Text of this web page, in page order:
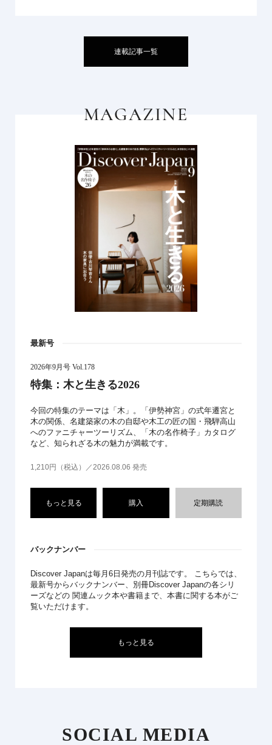
連載記事一覧
MAGAZINE
最新号
2026年9月号 Vol.178
特集：木と生きる2026
今回の特集のテーマは「木」。「伊勢神宮」の式年遷宮と
木の関係、名建築家の木の自邸や木工の匠の国・飛騨高山
へのファニチャーツーリズム、「木の名作椅子」カタログ
など、知られざる木の魅力が満載です。
1,210円（税込）／2026.08.06 発売
もっと見る 購入 定期購読
バックナンバー
Discover Japanは毎月6日発売の月刊誌です。 こちらでは、
最新号からバックナンバー、別冊Discover Japanの各シリ
ーズなどの 関連ムック本や書籍まで、本書に関する本がご
覧いただけます。
もっと見る
SOCIAL MEDIA